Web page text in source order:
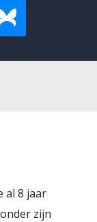
al 8 jaar
zijn